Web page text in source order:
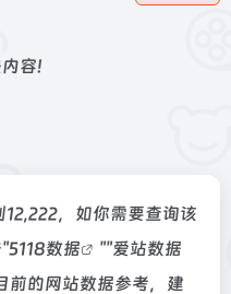
容!
，如你需要查询该
5118数据 ""爱站数据
前的网站数据参考，建